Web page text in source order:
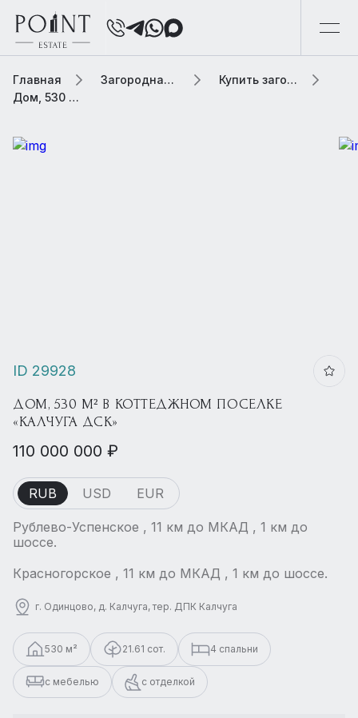
Главная Загородная элитная недвижимость
Купить загородную элитную недвижимость
Дом, 530 м² В коттеджном поселке «Калчуга ДСК»
ID 29928
ДОМ, 530 М² В КОТТЕДЖНОМ ПОСЕЛКЕ
«КАЛЧУГА ДСК»
110 000 000 ₽
RUB USD EUR
Рублево-Успенское , 11 км до МКАД , 1 км до
шоссе.
Красногорское , 11 км до МКАД , 1 км до шоссе.
г. Одинцово, д. Калчуга, тер. ДПК Калчуга
530 м² 21.61 сот. 4 спальни
с мебелью с отделкой